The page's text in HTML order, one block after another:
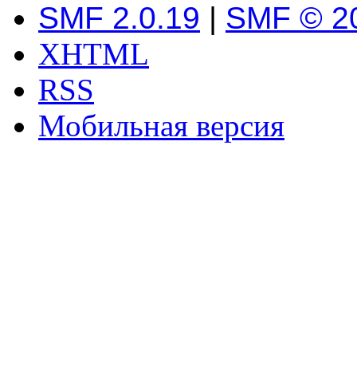
SMF 2.0.19 | SMF ©
XHTML
RSS
Мобильная версия